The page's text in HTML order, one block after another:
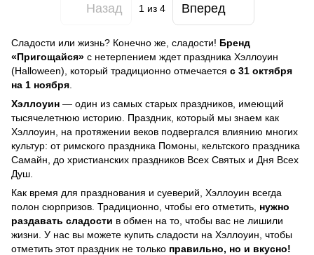
Назад 1 из 4 Вперед
Сладости или жизнь? Конечно же, сладости! Бренд
«Пригощайся» с нетерпением ждет праздника Хэллоуин
(Halloween), который традиционно отмечается с 31 октября
на 1 ноября
Хэллоуин — один из самых старых праздников, имеющий
тысячелетнюю историю. Праздник, который мы знаем как
Хэллоуин, на протяжении веков подвергался влиянию многих
культур: от римского праздника Помоны, кельтского праздника
Самайн, до христианских праздников Всех Святых и Дня Всех
Душ.
Как время для празднования и суеверий, Хэллоуин всегда
полон сюрпризов. Традиционно, чтобы его отметить, нужно
раздавать сладости в обмен на то, чтобы вас не лишили
жизни. У нас вы можете купить сладости на Хэллоуин, чтобы
отметить этот праздник не только правильно, но и вкусно!